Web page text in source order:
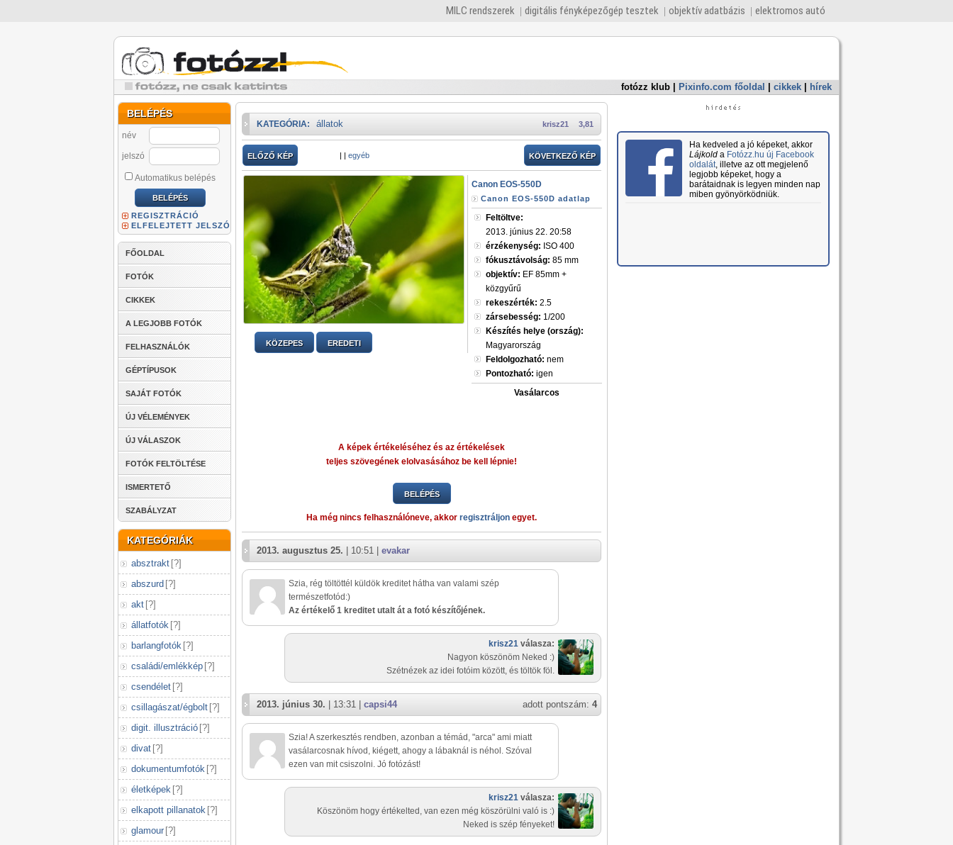
MILC rendszerek digitális fényképezőgép tesztek objektív adatbázis elektromos autó
fotózz klub Pixinfo.com főoldal cikkek hírek
BELÉPÉS
név
jelszó
Automatikus belépés
REGISZTRÁCIÓ
ELFELEJTETT JELSZÓ
FŐOLDAL
FOTÓK
CIKKEK
A LEGJOBB FOTÓK
FELHASZNÁLÓK
GÉPTÍPUSOK
SAJÁT FOTÓK
ÚJ VÉLEMÉNYEK
ÚJ VÁLASZOK
FOTÓK FELTÖLTÉSE
ISMERTETŐ
SZABÁLYZAT
KATEGÓRIÁK
absztrakt [?]
abszurd [?]
akt [?]
állatfotók [?]
barlangfotók [?]
családi/emlékkép [?]
csendélet [?]
csillagászat/égbolt [?]
digit. illusztráció [?]
divat [?]
dokumentumfotók [?]
életképek [?]
elkapott pillanatok [?]
glamour [?]
3,81
krisz21
KATEGÓRIA: állatok
ELŐZŐ KÉP | | egyéb KÖVETKEZŐ KÉP
KÖZEPES EREDETI
Canon EOS-550D
Canon EOS-550D adatlap
Feltöltve:
2013. június 22. 20:58
érzékenység: ISO 400
fókusztávolság: 85 mm
objektív: EF 85mm +
közgyűrű
rekeszérték: 2.5
zársebesség: 1/200
Készítés helye (ország):
Magyarország
Feldolgozható: nem
Pontozható: igen
Vasálarcos
A képek értékeléséhez és az értékelések
teljes szövegének elolvasásához be kell lépnie!
BELÉPÉS
Ha még nincs felhasználóneve, akkor regisztráljon egyet.
2013. augusztus 25. | 10:51 | evakar
Szia, rég töltöttél küldök kreditet hátha van valami szép
természetfotód:)
Az értékelő 1 kreditet utalt át a fotó készítőjének.
krisz21 válasza:
Nagyon köszönöm Neked :)
Szétnézek az idei fotóim között, és töltök föl.
adott pontszám: 4
2013. június 30. | 13:31 | capsi44
Szia! A szerkesztés rendben, azonban a témád, "arca" ami miatt
vasálarcosnak hívod, kiégett, ahogy a lábaknál is néhol. Szóval
ezen van mit csiszolni. Jó fotózást!
krisz21 válasza:
Köszönöm hogy értékelted, van ezen még köszörülni való is :)
Neked is szép fényeket!
Ha kedveled a jó képeket, akkor
Lájkolda Fotózz.hu új Facebook
oldalát, illetve az ott megjelenő
legjobb képeket, hogy a
barátaidnak is legyen minden nap
miben gyönyörködniük.